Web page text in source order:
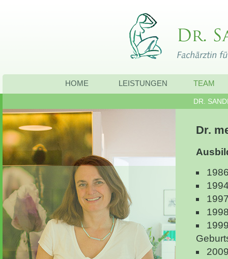
HOME LEISTUNGEN TEAM
DR.
Dr.